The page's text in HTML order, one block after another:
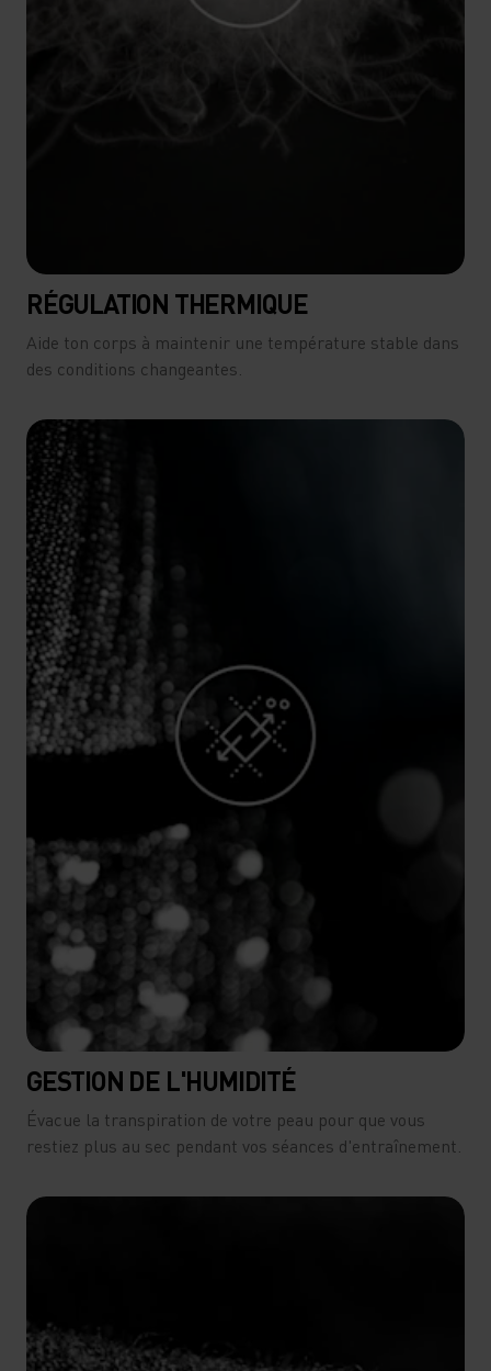
RÉGULATION THERMIQUE
Aide ton corps à maintenir une température stable dans
des conditions changeantes.
GESTION DE L'HUMIDITÉ
Évacue la transpiration de votre peau pour que vous
restiez plus au sec pendant vos séances d'entraînement.